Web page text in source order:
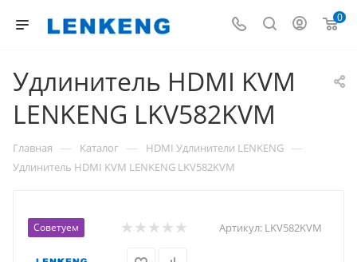
0
Удлинитель HDMI KVM
LENKENG LKV582KVM
Главная — Каталог — HDMI Удлинители LENKENG —
Удлинитель HDMI KVM LENKENG LKV582KVM
Советуем Артикул: LKV582KVM